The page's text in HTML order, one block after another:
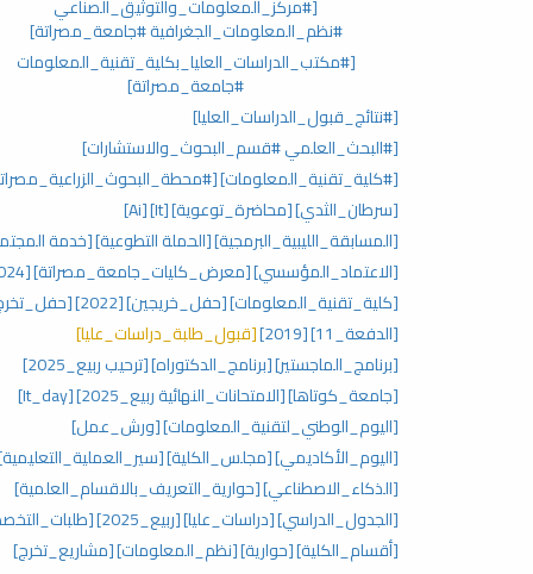
[#مركز_المعلومات_والتوثيق_الصناعي
#نظم_المعلومات_الجغرافية #جامعة_مصراتة]
[#مكتب_الدراسات_العليا_بكلية_تقنية_المعلومات
#جامعة_مصراتة]
[#نتائج_قبول_الدراسات_العليا]
[#البحث_العلمي #قسم_البحوث_والاستشارات]
[#كلية_تقنية_المعلومات]
[سرطان_الثدي][محاضرة_توعوية][It]
[Ai]
[المسابقة_الليبية_البرمجية][الحملة التطوعية][خدمة
[الاعتماد_المؤسسي][معرض_كليات_جامعة_مصراتة][2024]
[كلية_تقنية_المعلومات][حفل_خريجين][2022]
[الدفعة_11]
[2019]
[قبول_طلبة_دراسات_عليا]
[برنامج_الماجستير][برنامج_الدكتوراه][ترحيب ربيع_2025]
[جامعة_كوتاها][الامتحانات_النهائية ربيع_2025]
[It_day]
[اليوم_الوطني_لتقنية_المعلومات][ورش_عمل]
[اليوم_الأكاديمي][مجلس_الكلية]
[الذكاء_الاصطناعي][حوارية_التعريف_بالاقسام_العلمية]
[الجدول_الدراسي][دراسات_عليا][ربيع_2025]
[أقسام_الكلية][حوارية][نظم_المعلومات][مشاريع_تخرج]